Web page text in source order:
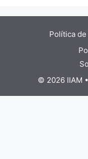
Política
© 2026 IIAM